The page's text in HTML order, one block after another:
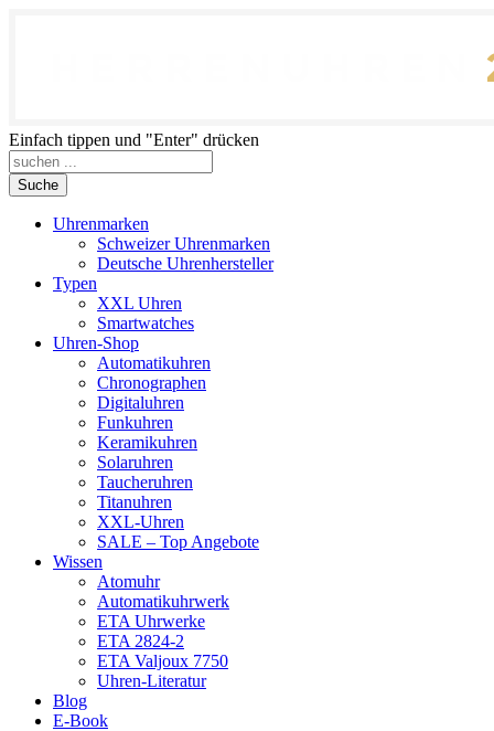
Einfach tippen und "Enter" drücken
Suche
Uhrenmarken
Schweizer Uhrenmarken
Deutsche Uhrenhersteller
Typen
XXL Uhren
Smartwatches
Uhren-Shop
Automatikuhren
Chronographen
Digitaluhren
Funkuhren
Keramikuhren
Solaruhren
Taucheruhren
Titanuhren
XXL-Uhren
SALE – Top Angebote
Wissen
Atomuhr
Automatikuhrwerk
ETA Uhrwerke
ETA 2824-2
ETA Valjoux 7750
Uhren-Literatur
Blog
E-Book